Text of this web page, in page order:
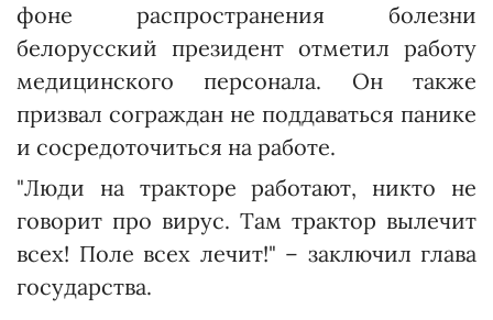
фоне распространения болезни
белорусский президент отметил работу
медицинского персонала. Он также
призвал сограждан не поддаваться панике
и сосредоточиться на работе.
"Люди на тракторе работают, никто не
говорит про вирус. Там трактор вылечит
всех! Поле всех лечит!" – заключил глава
государства.